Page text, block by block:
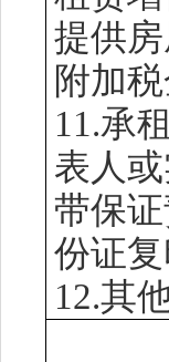
提供
附加
11.承
表人
带保
份证复
12.其